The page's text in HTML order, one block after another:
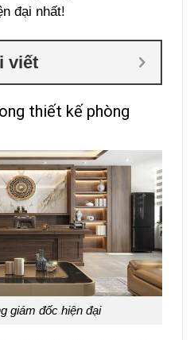
đại nhất!
viết
thiết kế phòng
giám đốc hiện đại